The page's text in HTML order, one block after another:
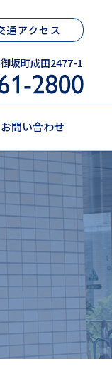
通アクセス
坂町成田2477-1
お問い合わせ